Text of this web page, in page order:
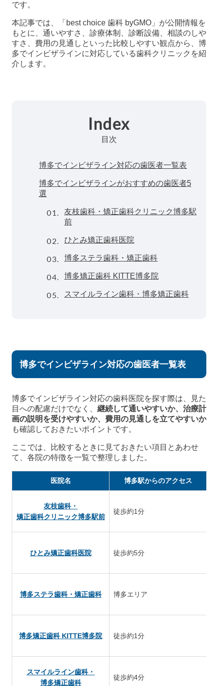
です。
本記事では、「best choice 歯科 byGMO」が公開情報を
もとに、通いやすさ、診療体制、診断設備、相談のしや
すさ、費用の見通しといった比較しやすい観点から、博
多でインビザラインに対応している歯科クリニックを紹
介します。
Index
目次
博多でインビザライン対応の歯医者一覧表
博多でインビザラインがおすすめの歯医者5
選
01.
友枝歯科・矯正歯科クリニック博多駅
前
02. ひとみ矯正歯科医院
03. 博多ステラ歯科・矯正歯科
04. 博多矯正歯科 KITTE博多院
05. スマイルライン歯科・博多矯正歯科
博多でインビザライン対応の歯医者一覧表
博多でインビザライン対応の歯科医院を探す際は、見た
目への配慮だけでなく、 継続して通いやすいか、治療計
画の説明を受けやすいか、費用の見通しを立てやすいか
も確認しておきたいポイントです。
ここでは、比較するときに見ておきたい項目とあわせ
て、各院の特徴を一覧で整理しました。
医院名 博多駅からのアクセス
友枝歯科・
矯正歯科クリニック博多駅前
徒歩約1分
ひとみ矯正歯科医院 徒歩約5分
博多ステラ歯科・矯正歯科 博多エリア
博多矯正歯科 KITTE博多院 徒歩約1分
スマイルライン歯科・
博多矯正歯科
徒歩約4分